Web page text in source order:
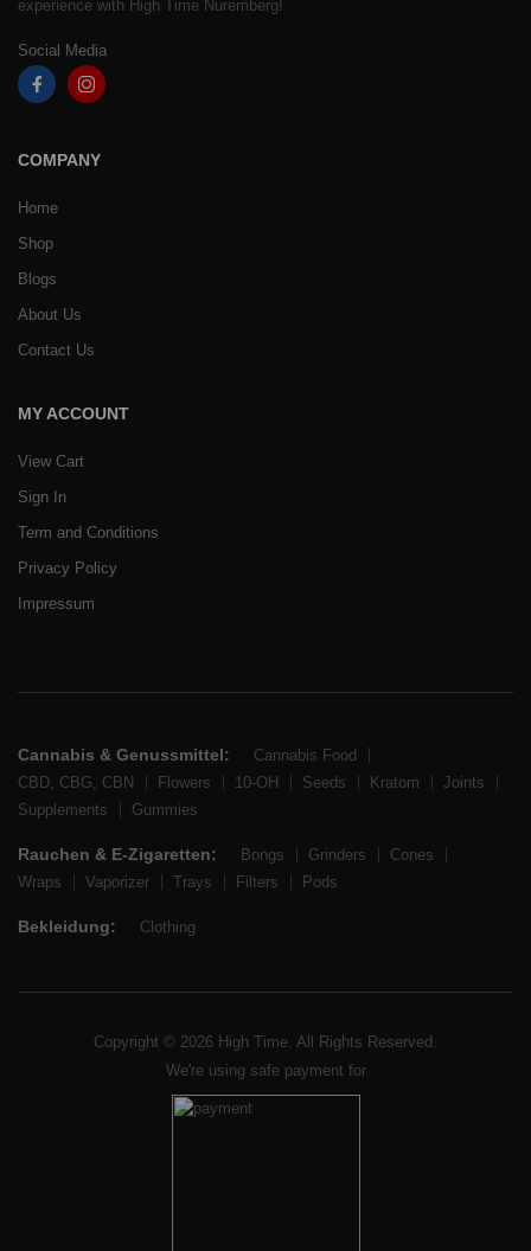
experience with High Time Nuremberg!
Social Media
COMPANY
Home
Shop
Blogs
About Us
Contact Us
MY ACCOUNT
View Cart
Sign In
Term and Conditions
Privacy Policy
Impressum
Cannabis & Genussmittel:
Cannabis Food
CBD, CBG, CBN
Flowers 10-OH Seeds Kratom
Joints
Supplements
Gummies
Rauchen & E-Zigaretten: Bongs Grinders
Cones
Wraps
Vaporizer Trays Filters Pods
Bekleidung: Clothing
Copyright © 2026 High Time. All Rights Reserved.
We're using safe payment for